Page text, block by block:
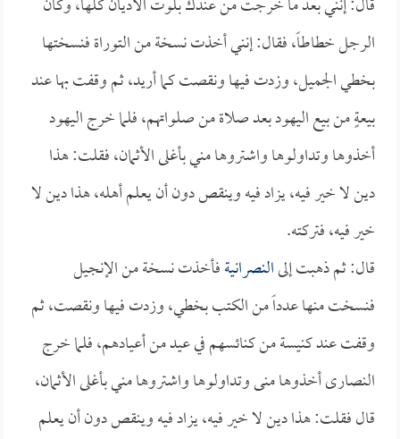
الرجل خطاطاً، فقال: إنني أخذت نسخة من التوراة فنسختها
بخطي الجميل، وزدت فيها ونقصت كما أريد، ثم وقفت بها عند
بيعةٍ من بيع اليهود بعد صلاة من صلواتهم، فلما خرج اليهود
أخذوها وتداولوها واشتروها مني بأغلى الأثمان، فقلت: هذا
دين لا خير فيه، يزاد فيه وينقص دون أن يعلم أهله، هذا دين لا
خير فيه، فتركته.
قال: ثم ذهبت إلىالنصرانيةفأخذت نسخة من الإنجيل
فنسخت منها عدداً من الكتب بخطي، وزدت فيها ونقصت، ثم
وقفت عند كنيسة من كنائسهم في عيد من أعيادهم، فلما خرج
النصارى أخذوها منى وتداولوها واشتروها مني بأغلى الأثمان،
قال فقلت: هذا دين لا خير فيه، يزاد فيه وينقص دون أن يعلم